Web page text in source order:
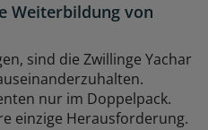
Weiterbildung von
sind die Zwillinge Yachar
nur im Doppelpack.
einzige Herausforderung.